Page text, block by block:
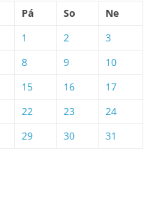
Pá So
Ne
1
2
3
8 9
10
15 16
17
22 23
24
29 30 31